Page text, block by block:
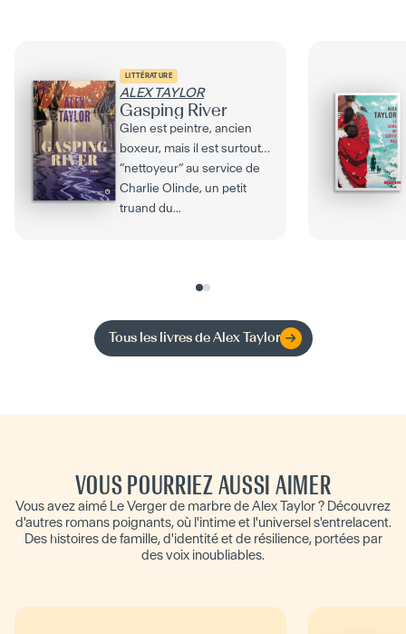
LITTÉRATURE
ALEX TAYLOR
Gasping River
Glen est peintre, ancien
boxeur, mais il est surtout
“nettoyeur“ au service de
Charlie Olinde, un petit
truand du...
Tous les livres deAlex Taylor
VOUS POURRIEZ AUSSI AIMER
Vous avez aimé Le Verger de marbre de Alex Taylor ? Découvrez
d'autres romans poignants, où l'intime et l'universel s'entrelacent.
Des histoires de famille, d'identité et de résilience, portées par
des voix inoubliables.